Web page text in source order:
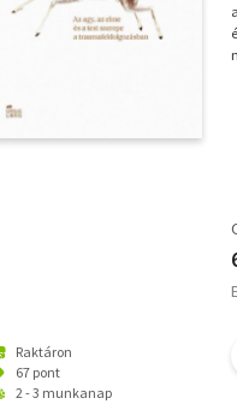
Raktáron
67 pont
2 - 3 munkanap